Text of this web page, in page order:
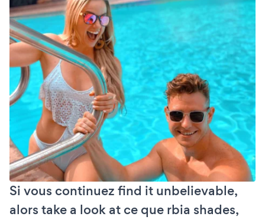
Si vous continuez find it unbelievable,
alors take a look at ce que rbia shades,